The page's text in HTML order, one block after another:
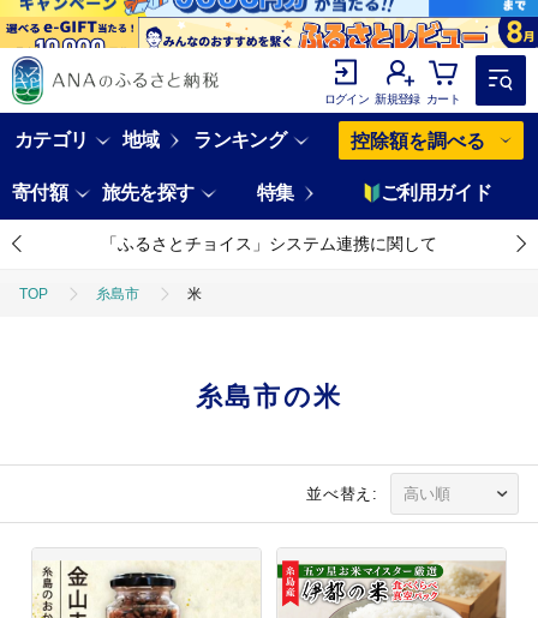
ログイン 新規登録 カート
カテゴリ 地域 ランキング 控除額を調べる
寄付額 旅先を探す 特集 ご利用ガイド
「ふるさとチョイス」システム連携に関して
TOP 糸島市 米
糸島市の米
並べ替え: